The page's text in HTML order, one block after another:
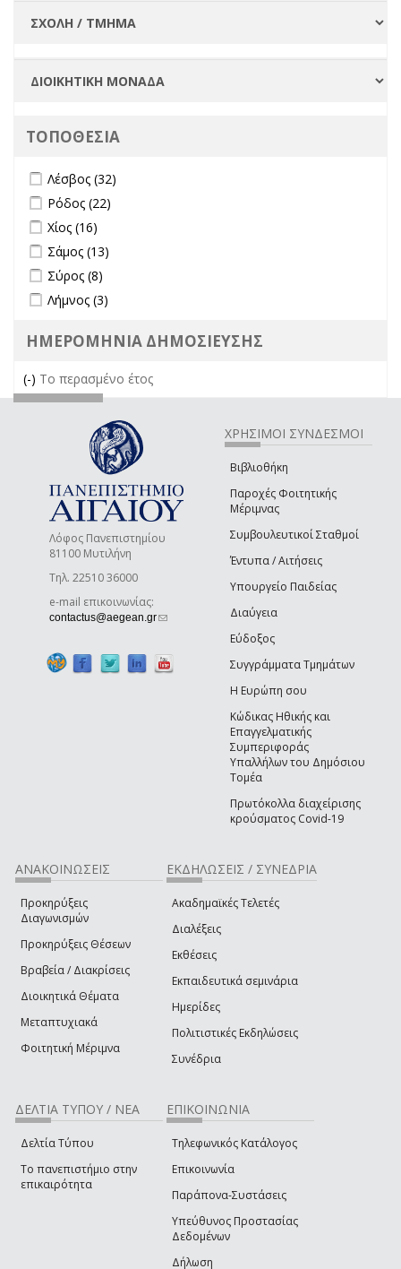
ΤΟΠΟΘΕΣΙΑ
Apply Λέσβος filter
Λέσβος (32)
Apply Ρόδος filter
Ρόδος (22)
Apply Χίος filter
Χίος (16)
Apply Σάμος filter
Σάμος (13)
Apply Σύρος filter
Σύρος (8)
Apply Λήμνος filter
Λήμνος (3)
ΗΜΕΡΟΜΗΝΙΑ ΔΗΜΟΣΙΕΥΣΗΣ
(-) Remove Το περασμένο έτος filter
Το περασμένο έτος
Λόφος Πανεπιστημίου
81100 Μυτιλήνη
Τηλ. 22510 36000
e-mail επικοινωνίας:
contactus@aegean.gr(link sends e-mail)
ΧΡΗΣΙΜΟΙ ΣΥΝΔΕΣΜΟΙ
Βιβλιοθήκη
Παροχές Φοιτητικής
Μέριμνας
Συμβουλευτικοί Σταθμοί
Έντυπα / Αιτήσεις
Υπουργείο Παιδείας
Διαύγεια
Εύδοξος
Συγγράμματα Τμημάτων
Η Ευρώπη σου
Κώδικας Ηθικής και
Επαγγελματικής
Συμπεριφοράς
Υπαλλήλων του Δημόσιου
Τομέα
Πρωτόκολλα διαχείρισης
κρούσματος Covid-19
ΑΝΑΚΟΙΝΩΣΕΙΣ
Προκηρύξεις
Διαγωνισμών
Προκηρύξεις Θέσεων
Βραβεία / Διακρίσεις
Διοικητικά Θέματα
Μεταπτυχιακά
Φοιτητική Μέριμνα
ΕΚΔΗΛΩΣΕΙΣ / ΣΥΝΕΔΡΙΑ
Ακαδημαϊκές Τελετές
Διαλέξεις
Εκθέσεις
Εκπαιδευτικά σεμινάρια
Ημερίδες
Πολιτιστικές Εκδηλώσεις
Συνέδρια
ΔΕΛΤΙΑ ΤΥΠΟΥ / ΝΕΑ
Δελτία Τύπου
Το πανεπιστήμιο στην
επικαιρότητα
ΕΠΙΚΟΙΝΩΝΙΑ
Τηλεφωνικός Κατάλογος
Επικοινωνία
Παράπονα-Συστάσεις
Υπεύθυνος Προστασίας
Δεδομένων
Δήλωση